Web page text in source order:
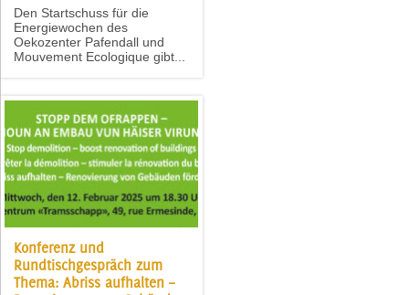
Den Startschuss für die
Energiewochen des
Oekozenter Pafendall und
Mouvement Ecologique gibt...
Konferenz und
Rundtischgespräch zum
Thema: Abriss aufhalten –